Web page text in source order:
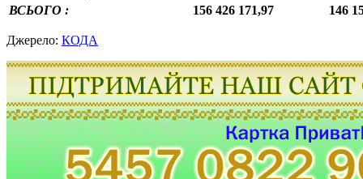
ВСЬОГО :
156 426 171,97 146
Джерело: КОДА